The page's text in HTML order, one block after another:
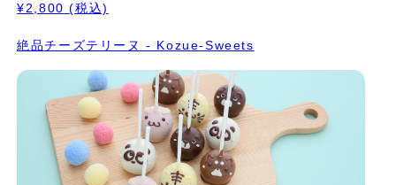
¥2,800 (税込)
絶品チーズテリーヌ - Kozue-Sweets